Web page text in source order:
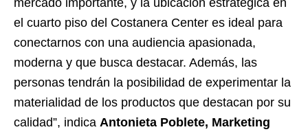
el cuarto piso del Costanera Center es ideal para
conectarnos con una audiencia apasionada,
moderna y que busca destacar. Además, las
personas tendrán la posibilidad de experimentar la
materialidad de los productos que destacan por su
calidad”, indica Antonieta Poblete, Marketing